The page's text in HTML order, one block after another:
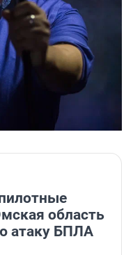
область
атаку БПЛА